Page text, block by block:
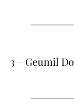
3 – Geumil Do